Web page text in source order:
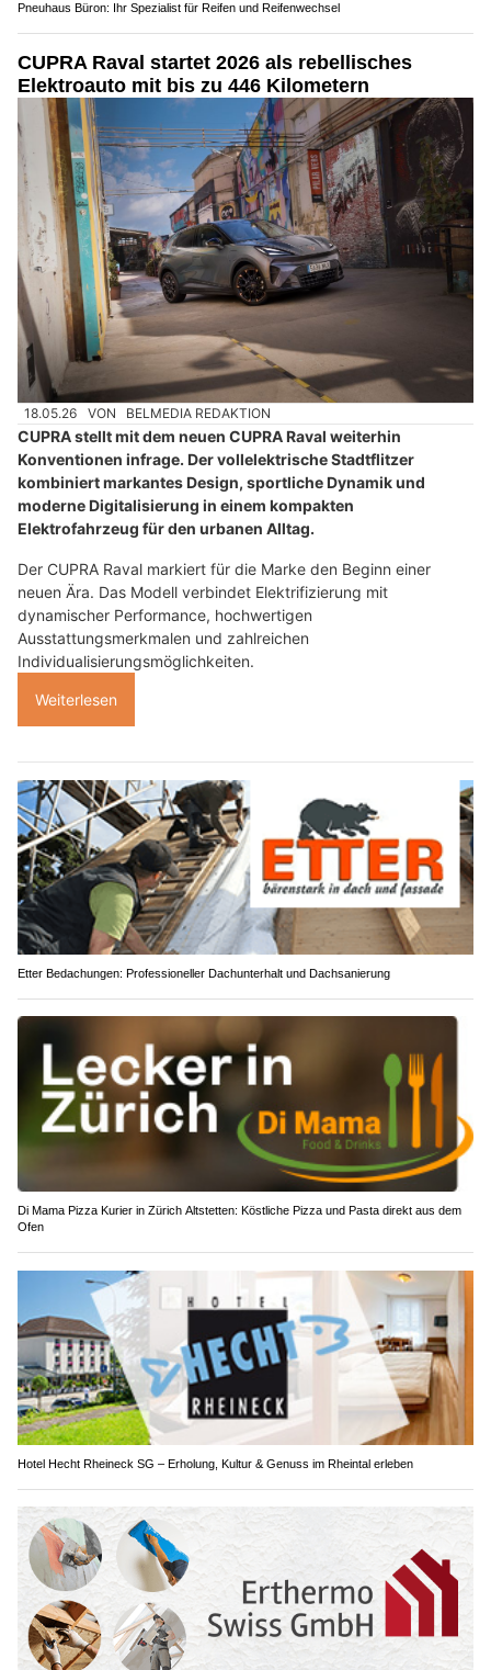
Pneuhaus Büron: Ihr Spezialist für Reifen und Reifenwechsel
CUPRA Raval startet 2026 als rebellisches
Elektroauto mit bis zu 446 Kilometern
18.05.26 VON BELMEDIA REDAKTION
CUPRA stellt mit dem neuen CUPRA Raval weiterhin
Konventionen infrage. Der vollelektrische Stadtflitzer
kombiniert markantes Design, sportliche Dynamik und
moderne Digitalisierung in einem kompakten
Elektrofahrzeug für den urbanen Alltag.
Der CUPRA Raval markiert für die Marke den Beginn einer
neuen Ära. Das Modell verbindet Elektrifizierung mit
dynamischer Performance, hochwertigen
Ausstattungsmerkmalen und zahlreichen
Individualisierungsmöglichkeiten.
Weiterlesen
Etter Bedachungen: Professioneller Dachunterhalt und Dachsanierung
Di Mama Pizza Kurier in Zürich Altstetten: Köstliche Pizza und Pasta direkt aus dem
Ofen
Hotel Hecht Rheineck SG – Erholung, Kultur & Genuss im Rheintal erleben